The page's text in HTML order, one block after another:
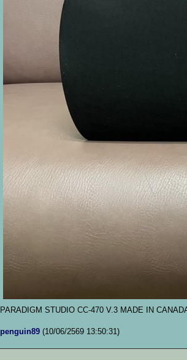
PARADIGM STUDIO CC-470 V.3 MADE IN
penguin89 (10/06/2569 13:50:31)